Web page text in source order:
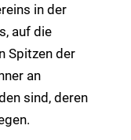
in der
auf die
Spitzen der
an
sind, deren